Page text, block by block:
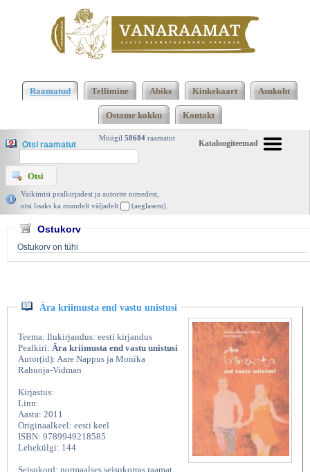
end vastu unistusi, 2011 | vanaraamat. ee
Raamatud Tellimine Abiks Kinkekaart Asukoht
Ostame kokku Kontakt
Kataloogiteemad
Müügil 58684 raamatut
Otsi raamatut
Vaikimisi pealkirjadest ja autorite nimedest,
otsi lisaks ka muudelt väljadelt
(aeglasem).
Ostukorv
Ostukorv on tühi
Ära kriimusta end vastu unistusi
Teema: Ilukirjandus: eesti kirjandus
Pealkiri: Ära kriimusta end vastu unistusi
Autor(id): Aare Nappus ja Monika
Rahuoja-Vidman
Kirjastus:
Linn:
Aasta: 2011
Originaalkeel: eesti keel
ISBN: 9789949218585
Lehekülgi: 144
Seisukord: normaalses seisukorras raamat